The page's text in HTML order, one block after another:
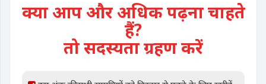
क्या आप और अधिक पढ़ना चाहते
हैं?
तो सदस्यता ग्रहण करें